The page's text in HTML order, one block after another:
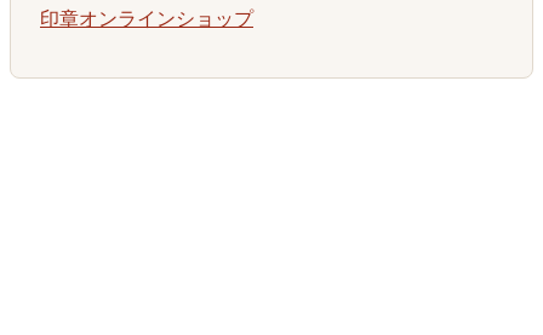
印章オンラインショップ